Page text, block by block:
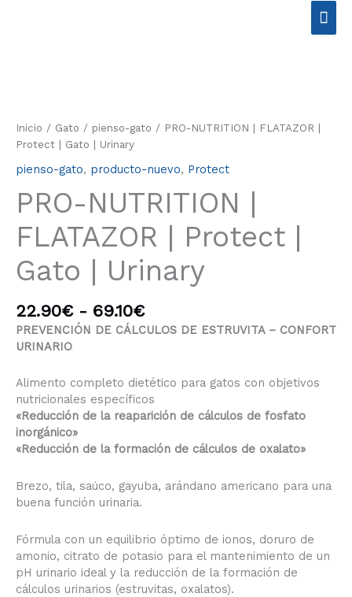
Inicio / Gato / pienso-gato / PRO-NUTRITION | FLATAZOR |
Protect | Gato | Urinary
pienso-gato, producto-nuevo, Protect
PRO-NUTRITION |
FLATAZOR | Protect |
Gato | Urinary
22.90€ - 69.10€
precios:
desde
hasta
PREVENCIÓN DE CÁLCULOS DE ESTRUVITA – CONFORT
URINARIO
Alimento completo dietético para gatos con objetivos
nutricionales específicos
«Reducción de la reaparición de cálculos de fosfato
inorgánico»
«Reducción de la formación de cálculos de oxalato»
Brezo, tila, saúco, gayuba, arándano americano para una
buena función urinaria.
Fórmula con un equilibrio óptimo de ionos, doruro de
amonio, citrato de potasio para el mantenimiento de un
pH urinario ideal y la reducción de la formación de
cálculos urinarios (estruvitas, oxalatos).
FLATAZOR
Protect
Gato
Urinary